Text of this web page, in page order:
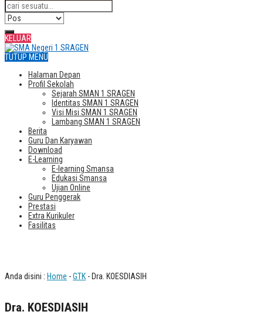
KELUAR
TUTUP MENU
Halaman Depan
Profil Sekolah
Sejarah SMAN 1 SRAGEN
Identitas SMAN 1 SRAGEN
Visi Misi SMAN 1 SRAGEN
Lambang SMAN 1 SRAGEN
Berita
Guru Dan Karyawan
Download
E-Learning
E-learning Smansa
Edukasi Smansa
Ujian Online
Guru Penggerak
Prestasi
Extra Kurikuler
Fasilitas
Anda disini : Home -GTK - Dra. KOESDIASIH
Dra. KOESDIASIH